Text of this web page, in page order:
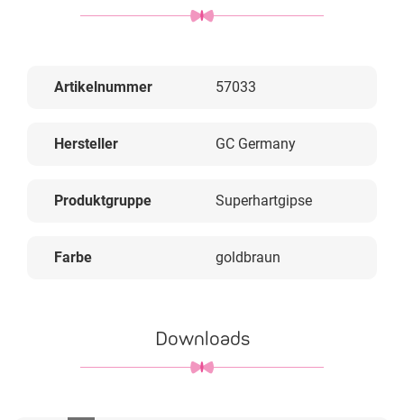
Artikelnummer 57033
Hersteller GC Germany
Produktgruppe Superhartgipse
Farbe goldbraun
Downloads